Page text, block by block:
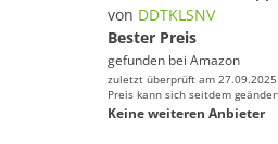
von DDTKLSNV
Bester Preis
gefunden bei Amazon
zuletzt überprüft am
Preis kann sich seitdem
Keine weiteren Anbieter